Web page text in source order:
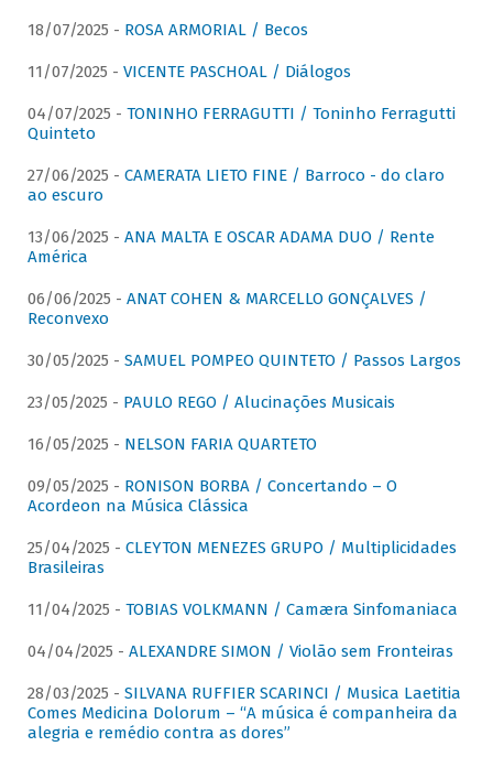
18/07/2025 - ROSA ARMORIAL / Becos
11/07/2025 - VICENTE PASCHOAL / Diálogos
04/07/2025 - TONINHO FERRAGUTTI / Toninho Ferragutti
Quinteto
27/06/2025 - CAMERATA LIETO FINE / Barroco - do claro
ao escuro
13/06/2025 - ANA MALTA E OSCAR ADAMA DUO / Rente
América
06/06/2025 - ANAT COHEN & MARCELLO GONÇALVES /
Reconvexo
30/05/2025 - SAMUEL POMPEO QUINTETO / Passos Largos
23/05/2025 - PAULO REGO / Alucinações Musicais
16/05/2025 - NELSON FARIA QUARTETO
09/05/2025 - RONISON BORBA / Concertando – O
Acordeon na Música Clássica
25/04/2025 - CLEYTON MENEZES GRUPO / Multiplicidades
Brasileiras
11/04/2025 - TOBIAS VOLKMANN / Camæra Sinfomaniaca
04/04/2025 - ALEXANDRE SIMON / Violão sem Fronteiras
28/03/2025 - SILVANA RUFFIER SCARINCI / Musica Laetitia
Comes Medicina Dolorum – “A música é companheira da
alegria e remédio contra as dores”